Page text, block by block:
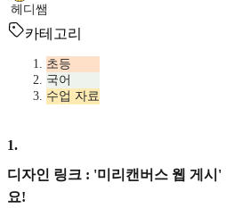
헤디쌤
카테고리
초등
국어
수업 자료
1.
디자인 링크 : '미리캔버스 웹 게시'
요!